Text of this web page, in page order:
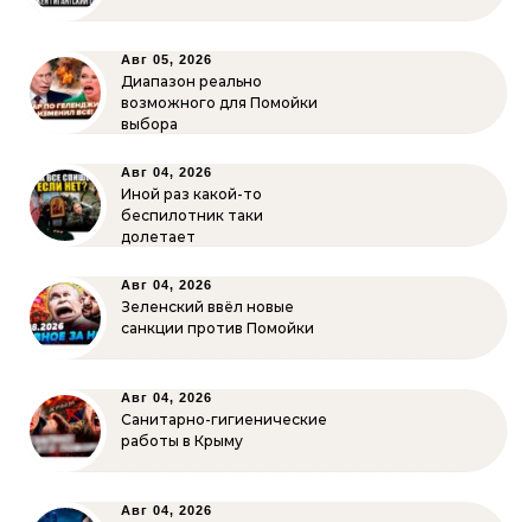
Авг 05, 2026
Диапазон реально
возможного для Помойки
выбора
Авг 04, 2026
Иной раз какой-то
беспилотник таки
долетает
Авг 04, 2026
Зеленский ввёл новые
санкции против Помойки
Авг 04, 2026
Санитарно-гигиенические
работы в Крыму
Авг 04, 2026